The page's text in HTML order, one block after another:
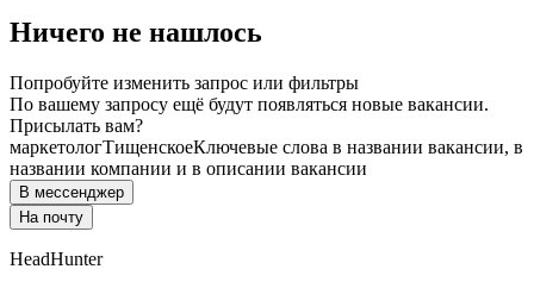
Ничего не нашлось
Попробуйте изменить запрос или фильтры
По вашему запросу ещё будут появляться новые вакансии.
Присылать вам?
маркетологТищенскоеКлючевые слова в названии вакансии, в
названии компании и в описании вакансии
В мессенджер
На почту
HeadHunter